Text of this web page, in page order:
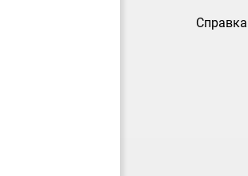
Справка